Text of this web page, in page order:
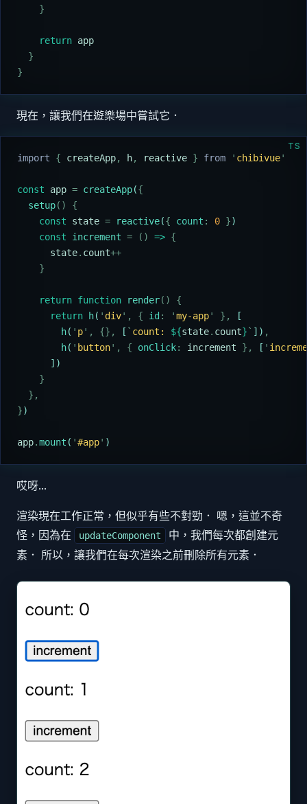
    }
    return
app
  }
}
現在，讓我們在遊樂場中嘗試它．
TS
import { createApp, h, reactive } from ' chibivue'
const app = createApp({
  setup
()
{
    const
state = reactive({ count : 0 })
    const
increment = () => {
      state
. count++
    }
    return
function render()
{
      return
h( ' div' , { id : 'my-app' },
[
        h
( ' p' , {}, [ ` count: ${state. count} ` ]) ,
        h
( ' button' , { onClick: increment }, [ '
      ])
    }
  },
})
app.mount ( '#app' )
哎呀...
渲染現在工作正常，但似乎有些不對勁． 嗯，這並不奇
怪，因為在
updateComponent
中，我們每次都創建元
素． 所以，讓我們在每次渲染之前刪除所有元素．